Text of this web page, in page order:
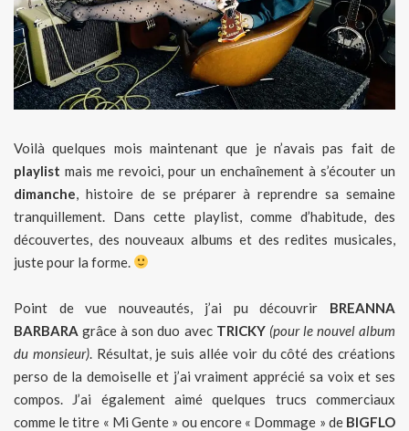
Voilà quelques mois maintenant que je n’avais pas fait de
playlist mais me revoici, pour un enchaînement à s’écouter un
dimanche, histoire de se préparer à reprendre sa semaine
tranquillement. Dans cette playlist, comme d’habitude, des
découvertes, des nouveaux albums et des redites musicales,
juste pour la forme.
Point de vue nouveautés, j’ai pu découvrir BREANNA
BARBARA grâce à son duo avec TRICKY(pour le nouvel album
du monsieur). Résultat, je suis allée voir du côté des créations
perso de la demoiselle et j’ai vraiment apprécié sa voix et ses
compos. J’ai également aimé quelques trucs commerciaux
comme le titre « Mi Gente » ou encore « Dommage » deBIGFLO